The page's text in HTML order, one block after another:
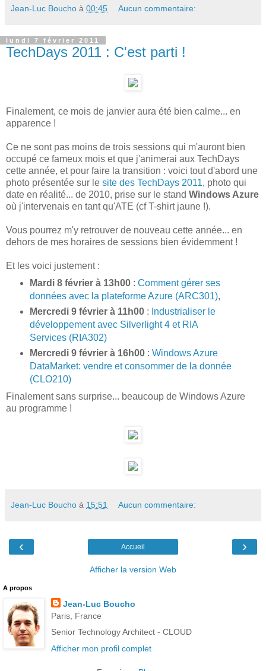
Jean-Luc Boucho à 00:45 Aucun commentaire:
lundi 7 février 2011
TechDays 2011 : C'est parti !
Finalement, ce mois de janvier aura été bien calme... en
apparence !
Ce ne sont pas moins de trois sessions qui m'auront bien
occupé ce fameux mois et que j'animerai aux TechDays
cette année, et pour faire la transition : voici tout d'abord une
photo présentée sur le site des TechDays 2011, photo qui
date en réalité... de 2010, prise sur le stand Windows Azure
où j'intervenais en tant qu'ATE (cf T-shirt jaune !).
Vous pourrez m'y retrouver de nouveau cette année... en
dehors de mes horaires de sessions bien évidemment !
Et les voici justement :
Mardi 8 février à 13h00: Comment gérer ses
données avec la plateforme Azure (ARC301),
Mercredi 9 février à 11h00: Industrialiser le
développement avec Silverlight 4 et RIA
Services (RIA302)
Mercredi 9 février à 16h00: Windows Azure
DataMarket: vendre et consommer de la donnée
(CLO210)
Finalement sans surprise... beaucoup de Windows Azure
au programme !
Jean-Luc Boucho à 15:51 Aucun commentaire:
‹ ›
Accueil
Afficher la version Web
A propos
Jean-Luc Boucho
Paris, France
Senior Technology Architect - CLOUD
Afficher mon profil complet